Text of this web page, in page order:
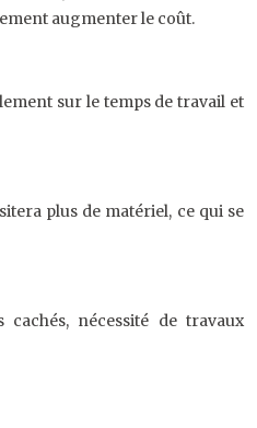
augmenter le coût.
sur le temps de travail et
plus de matériel, ce qui se
nécessité de travaux